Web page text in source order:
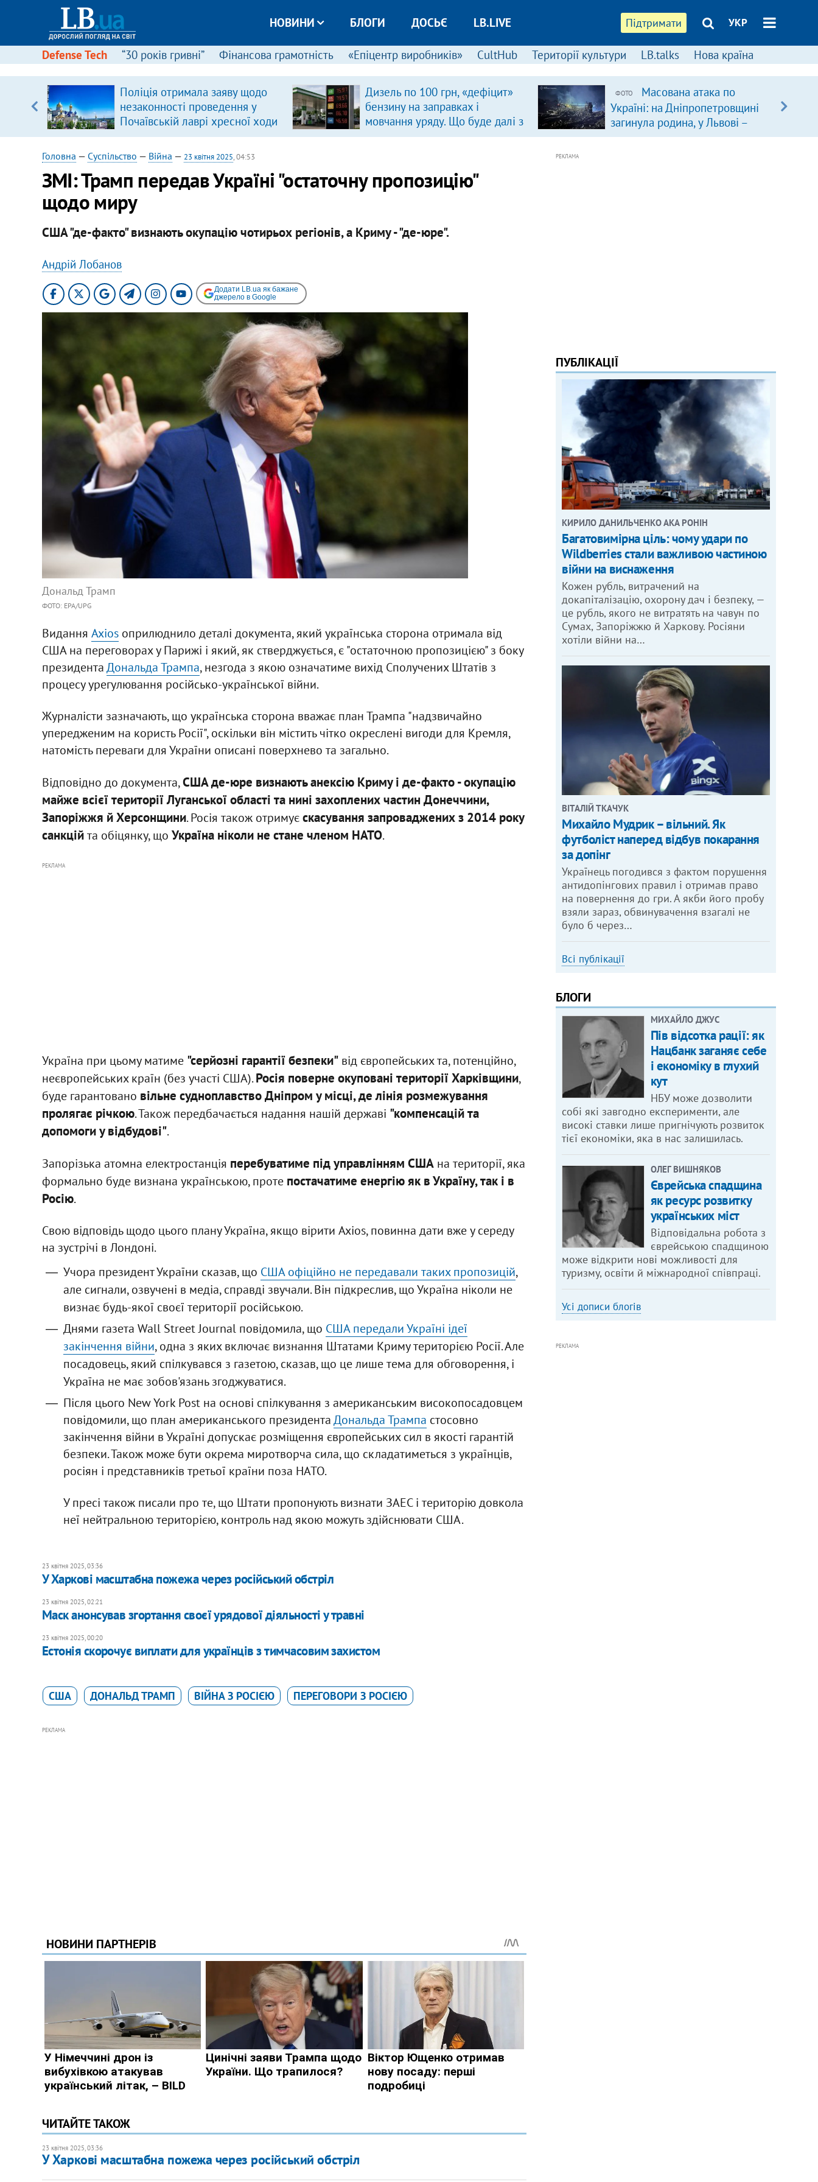
Підтримати УКР
НОВИНИ БЛОГИ ДОСЬЄ LB.LIVE
Defense Tech “30 років гривні” Фінансова грамотність «Епіцентр виробників» CultHub Території культури LB.talks Нова країна
Поліція отримала заяву щодо
незаконності проведення у
Почаївській лаврі хресної ходи
Дизель по 100 грн, «дефіцит»
бензину на заправках і
мовчання уряду. Що буде далі з
цінами на пальне?
ФОТО
Масована атака по
Україні: на Дніпропетровщині
загинула родина, у Львові –
удар по багатоповерхівках
Головна — Суспільство — Війна — 23 квітня 2025, 04:53
ЗМІ: Трамп передав Україні "остаточну пропозицію"
щодо миру
США "де-факто" визнають окупацію чотирьох регіонів, а Криму - "де-юре".
Андрій Лобанов
Додати LB.ua як бажане
джерело в Google
Дональд Трамп
ФОТО: EPA/UPG
Видання Axiosоприлюднило деталі документа, який українська сторона отримала від
США на переговорах у Парижі і який, як стверджується, є "остаточною пропозицією" з боку
президентаДональда Трампа, незгода з якою означатиме вихід Сполучених Штатів з
процесу урегулювання російсько-української війни.
Журналісти зазначають, що українська сторона вважає план Трампа "надзвичайно
упередженим на користь Росії", оскільки він містить чітко окреслені вигоди для Кремля,
натомість переваги для України описані поверхнево та загально.
Відповідно до документа,США де-юре визнають анексію Криму і де-факто - окупацію
майже всієї території Луганської області та нині захоплених частин Донеччини,
Запоріжжя й Херсонщини. Росія також отримуєскасування запроваджених з 2014 року
санкційта обіцянку, що Україна ніколи не стане членом НАТО.
РЕКЛАМА
Україна при цьому матиме "серйозні гарантії безпеки"від європейських та, потенційно,
неєвропейських країн (без участі США).Росія поверне окуповані території Харківщини,
буде гарантовано вільне судноплавство Дніпром у місці, де лінія розмежування
пролягає річкою. Також передбачається надання нашій державі "компенсацій та
допомоги у відбудові".
Запорізька атомна електростанція перебуватиме під управлінням СШАна території, яка
формально буде визнана українською, проте постачатиме енергію як в Україну, так і в
Росію.
Свою відповідь щодо цього плану Україна, якщо вірити Axios, повинна дати вже у середу
на зустрічі в Лондоні.
Учора президент України сказав, що США офіційно не передавали таких пропозицій,
але сигнали, озвучені в медіа, справді звучали. Він підкреслив, що Україна ніколи не
визнає будь-якої своєї території російською.
Днями газета Wall Street Journal повідомила, що США передали Україні ідеї
закінчення війни, одна з яких включає визнання Штатами Криму територією Росії. Але
посадовець, який спілкувався з газетою, сказав, що це лише тема для обговорення, і
Україна не має зобов'язань згоджуватися.
Після цього New York Post на основі спілкування з американським високопосадовцем
повідомили, що план американського президентаДональда Трампа стосовно
закінчення війни в Україні допускає розміщення європейських сил в якості гарантій
безпеки. Також може бути окрема миротворча сила, що складатиметься з українців,
росіян і представників третьої країни поза НАТО.
У пресі також писали про те, що Штати пропонують визнати ЗАЕС і територію довкола
неї нейтральною територією, контроль над якою можуть здійснювати США.
23 квітня 2025, 03:36
У Харкові масштабна пожежа через російський обстріл
23 квітня 2025, 02:21
Маск анонсував згортання своєї урядової діяльності у травні
23 квітня 2025, 00:20
Естонія скорочує виплати для українців з тимчасовим захистом
США ДОНАЛЬД ТРАМП ВІЙНА З РОСІЄЮ ПЕРЕГОВОРИ З РОСІЄЮ
РЕКЛАМА
ЧИТАЙТЕ ТАКОЖ
23 квітня 2025, 03:36
У Харкові масштабна пожежа через російський обстріл
РЕКЛАМА
ПУБЛІКАЦІЇ
КИРИЛО ДАНИЛЬЧЕНКО АКА РОНІН
Багатовимірна ціль: чому удари по
Wildberries стали важливою частиною
війни на виснаження
Кожен рубль, витрачений на
докапіталізацію, охорону дач і безпеку, —
це рубль, якого не витратять на чавун по
Сумах, Запоріжжю й Харкову. Росіяни
хотіли війни на…
ВІТАЛІЙ ТКАЧУК
Михайло Мудрик – вільний. Як
футболіст наперед відбув покарання
за допінг
Українець погодився з фактом порушення
антидопінгових правил і отримав право
на повернення до гри. А якби його пробу
взяли зараз, обвинувачення взагалі не
було б через…
Всі публікації
БЛОГИ
МИХАЙЛО ДЖУС
Пів відсотка рації: як
Нацбанк заганяє себе
і економіку в глухий
кут
НБУ може дозволити
собі які завгодно експерименти, але
високі ставки лише пригнічують розвиток
тієї економіки, яка в нас залишилась.
ОЛЕГ ВИШНЯКОВ
Єврейська спадщина
як ресурс розвитку
українських міст
Відповідальна робота з
єврейською спадщиною
може відкрити нові можливості для
туризму, освіти й міжнародної співпраці.
Усі дописи блогів
РЕКЛАМА